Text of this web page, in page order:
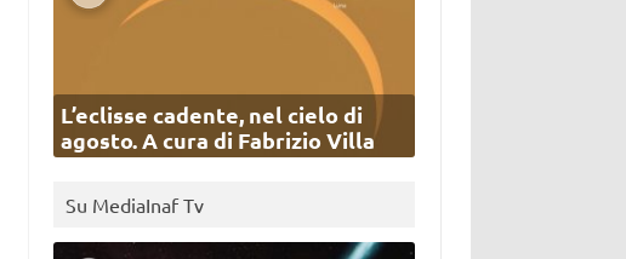
L’eclisse cadente, nel cielo di
agosto. A cura di Fabrizio Villa
Su MediaInaf Tv